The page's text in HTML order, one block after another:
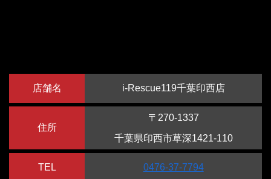
店舗名 i-Rescue119千葉印西店
住所
〒270-1337
千葉県印西市草深1421-110
TEL 0476-37-7794